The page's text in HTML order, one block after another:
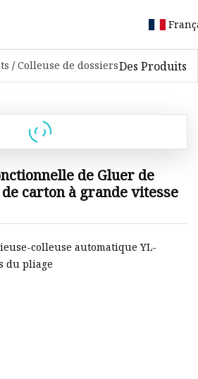
/ Colleuse de dossiersDes Produits
de Gluer de
carton à grande vitesse
colleuse automatique YL-
du pliage